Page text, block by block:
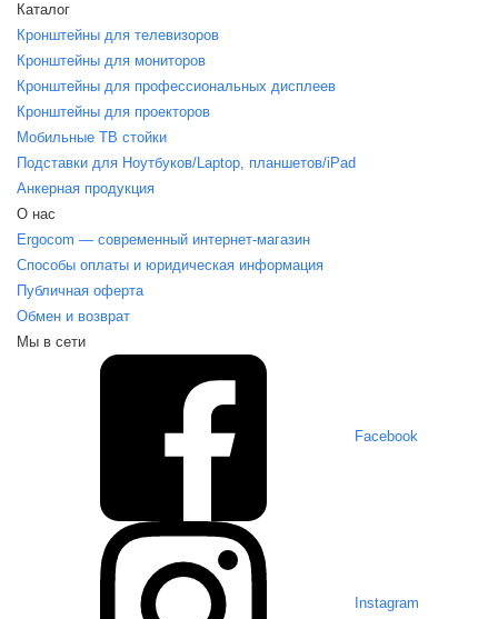
Каталог
Кронштейны для телевизоров
Кронштейны для мониторов
Кронштейны для профессиональных дисплеев
Кронштейны для проекторов
Мобильные ТВ стойки
Подставки для Ноутбуков/Laptop, планшетов/iPаd
Анкерная продукция
О нас
Ergocom — современный интернет-магазин
Способы оплаты и юридическая информация
Публичная оферта
Обмен и возврат
Мы в сети
Facebook
Instagram